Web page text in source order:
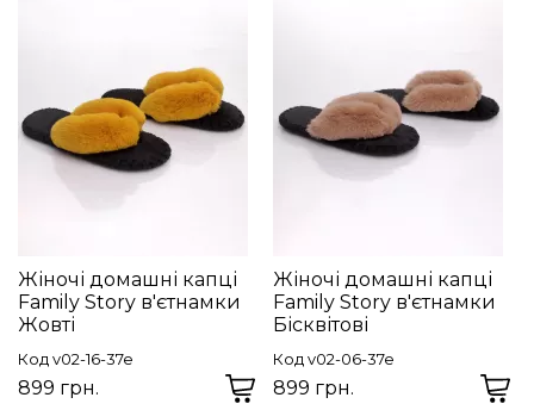
Жіночі домашні капці
Family Story в'єтнамки
Жовті
Код v02-16-37e
899 грн.
Жіночі домашні капці
Family Story в'єтнамки
Бісквітові
Код v02-06-37e
899 грн.